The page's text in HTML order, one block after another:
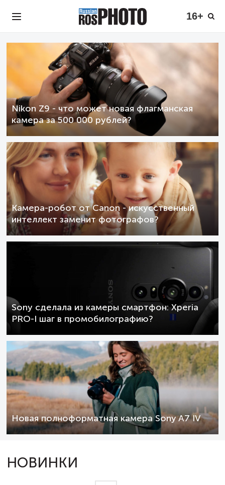
16+
Nikon Z9 - что может новая флагманская
камера за 500 000 рублей?
Камера-робот от Canon - искусственный
интеллект заменит фотографов?
Sony сделала из камеры смартфон: Xperia
PRO-I шаг в промобилографию?
Новая полноформатная камера Sony A7 IV
НОВИНКИ